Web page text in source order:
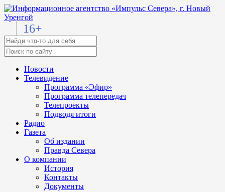
16+
Новости
Телевидение
Программа «Эфир»
Программа телепередач
Телепроекты
Подводя итоги
Радио
Газета
Об издании
Правда Севера
О компании
История
Контакты
Документы